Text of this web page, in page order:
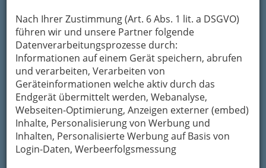
Nach Ihrer Zustimmung (Art. 6 Abs. 1 lit. a DSGVO)
führen wir und unsere Partner folgende
Datenverarbeitungsprozesse durch:
Informationen auf einem Gerät speichern, abrufen
und verarbeiten, Verarbeiten von
Geräteinformationen welche aktiv durch das
Endgerät übermittelt werden, Webanalyse,
Webseiten-Optimierung, Anzeigen externer (embed)
Inhalte, Personalisierung von Werbung und
Inhalten, Personalisierte Werbung auf Basis von
Login-Daten, Werbeerfolgsmessung
Sportvereine
Fußball